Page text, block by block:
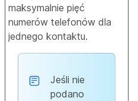
maksymalnie pięć
numerów telefonów dla
jednego kontaktu.
Jeśli nie
podano